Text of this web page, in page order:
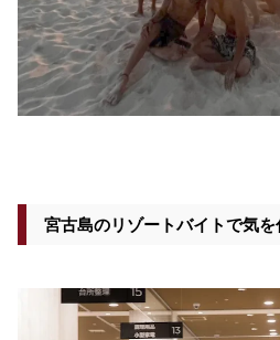
宮古島のリゾートバイトで気を